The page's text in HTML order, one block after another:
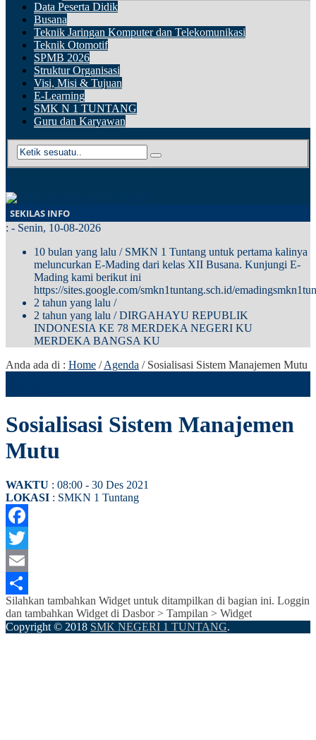
Data Peserta Didik
Busana
Teknik Jaringan Komputer dan Telekomunikasi
Teknik Otomotif
SPMB 2026
Struktur Organisasi
Visi, Misi & Tujuan
E-Learning
SMK N 1 TUNTANG
Guru dan Karyawan
SEKILAS INFO
: - Senin, 10-08-2026
10 bulan yang lalu / SMKN 1 Tuntang untuk pertama kalinya
meluncurkan E-Mading dari kelas XII Busana. Kunjungi E-
Mading kami berikut ini
https://sites.google.com/smkn1tuntang.sch.id/
2 tahun yang lalu /
2 tahun yang lalu / DIRGAHAYU REPUBLIK
INDONESIA KE 78 MERDEKA NEGERI KU
MERDEKA BANGSA KU
Anda ada di : Home /Agenda / Sosialisasi Sistem Manajemen Mutu
Sosialisasi Sistem Manajemen
Mutu
WAKTU : 08:00 - 30 Des 2021
LOKASI : SMKN 1 Tuntang
Facebook
Twitter
Email
Share
Silahkan tambahkan Widget untuk ditampilkan di bagian ini. Loggin
dan tambahkan Widget di Dasbor > Tampilan > Widget
Copyright © 2018 SMK NEGERI 1 TUNTANG.